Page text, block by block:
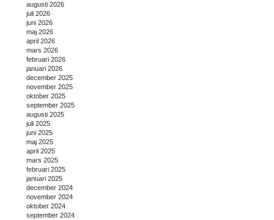
augusti 2026
juli 2026
juni 2026
maj 2026
april 2026
mars 2026
februari 2026
januari 2026
december 2025
november 2025
oktober 2025
september 2025
augusti 2025
juli 2025
juni 2025
maj 2025
april 2025
mars 2025
februari 2025
januari 2025
december 2024
november 2024
oktober 2024
september 2024